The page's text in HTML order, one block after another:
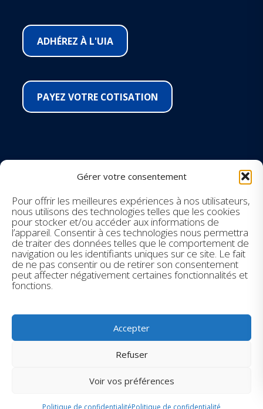
Gérer votre consentement
Pour offrir les meilleures expériences à nos utilisateurs,
nous utilisons des technologies telles que les cookies
pour stocker et/ou accéder aux informations de
l’appareil. Consentir à ces technologies nous permettra
de traiter des données telles que le comportement de
navigation ou les identifiants uniques sur ce site. Le fait
de ne pas consentir ou de retirer son consentement
peut affecter négativement certaines fonctionnalités et
fonctions.
Accepter
Refuser
Voir vos préférences
Politique de confidentialitéPolitique de confidentialité
ADHÉREZ À L'UIA
PAYEZ VOTRE COTISATION
SUIVEZ-NOUS SUR LES RÉSEAUX
Facebook
Instagram
Youtube
LinkedIn
© Union Internationale des Alsaciens -
Europe Internet